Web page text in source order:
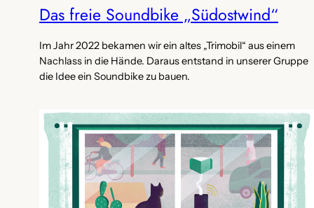
Das freie Soundbike „Südostwind“
Im Jahr 2022 bekamen wir ein altes „Trimobil“ aus einem
Nachlass in die Hände. Daraus entstand in unserer Gruppe
die Idee ein Soundbike zu bauen.